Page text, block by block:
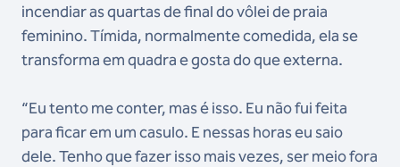
incendiar as quartas de final do vôlei de praia
feminino. Tímida, normalmente comedida, ela se
transforma em quadra e gosta do que externa.
“Eu tento me conter, mas é isso. Eu não fui feita
para ficar em um casulo. E nessas horas eu saio
dele. Tenho que fazer isso mais vezes, ser meio fora